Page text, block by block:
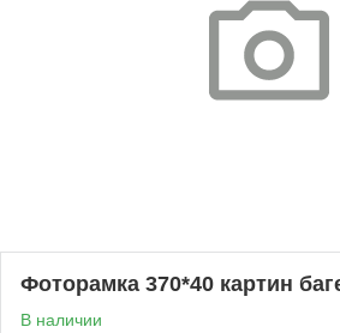
Фоторамка 370*40 картин
В наличии